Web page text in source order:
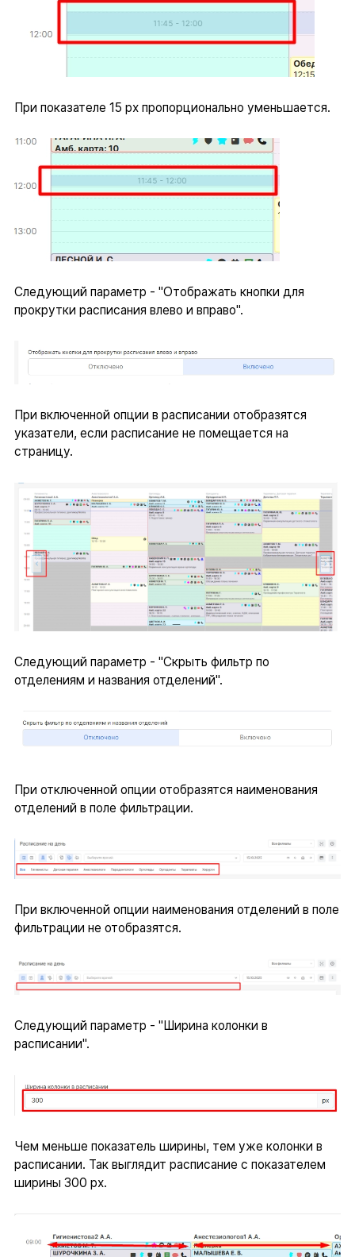
При показателе 15 px пропорционально уменьшается.
Следующий параметр - "Отображать кнопки для
прокрутки расписания влево и вправо".
При включенной опции в расписании отобразятся
указатели, если расписание не помещается на
страницу.
Следующий параметр - "Скрыть фильтр по
отделениям и названия отделений".
При отключенной опции отобразятся наименования
отделений в поле фильтрации.
При включенной опции наименования отделений в поле
фильтрации не отобразятся.
Следующий параметр - "Ширина колонки в
расписании".
Чем меньше показатель ширины, тем уже колонки в
расписании. Так выглядит расписание с показателем
ширины 300 px.